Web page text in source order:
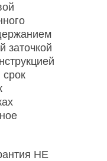
заточкой
НЕ